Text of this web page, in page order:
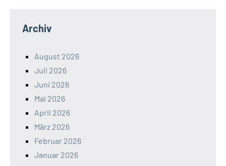
Archiv
August 2026
Juli 2026
Juni 2026
Mai 2026
April 2026
März 2026
Februar 2026
Januar 2026